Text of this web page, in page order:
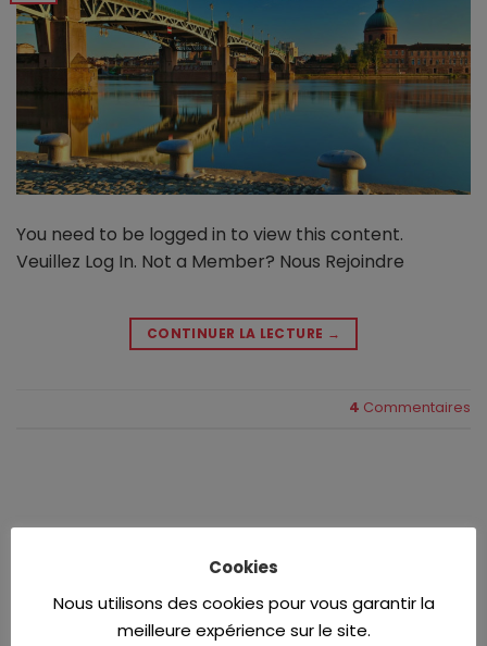
You need to be logged in to view this content.
Veuillez Log In. Not a Member? Nous Rejoindre
CONTINUER LA LECTURE →
4 Commentaires
Bureau
Cookies
Nous utilisons des cookies pour vous garantir la
meilleure expérience sur le site.